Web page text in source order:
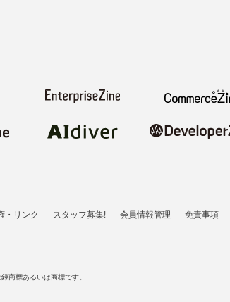
・リンク スタッフ募集! 会員情報管理 免責事項
商標あるいは商標です。